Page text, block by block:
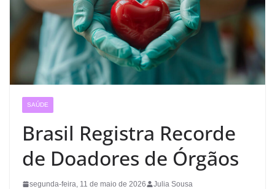
SAÚDE
Brasil Registra Recorde
de Doadores de Órgãos
segunda-feira, 11 de maio de 2026 Julia Sousa